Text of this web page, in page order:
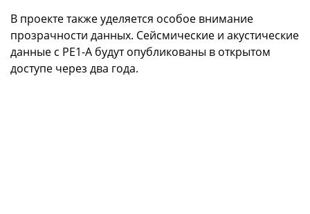
В проекте также уделяется особое внимание
прозрачности данных. Сейсмические и акустические
данные с PE1-A будут опубликованы в открытом
доступе через два года.